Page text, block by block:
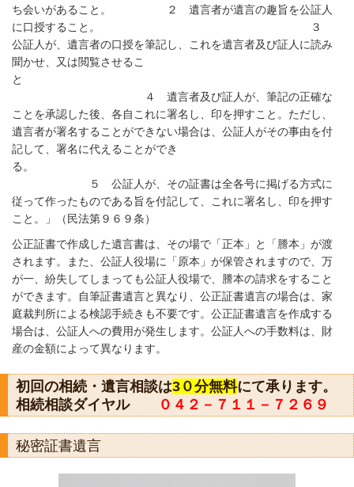
ち会いがあること。 ２ 遺言者が遺言の趣旨を公証人
に口授すること。 ３
公証人が、遺言者の口授を筆記し、これを遺言者及び証人に読み
聞かせ、又は閲覧させるこ
と
４ 遺言者及び証人が、筆記の正確な
ことを承認した後、各自これに署名し、印を押すこと。ただし、
遺言者が署名することができない場合は、公証人がその事由を付
記して、署名に代えることができ
る。
５ 公証人が、その証書は全各号に掲げる方式に
従って作ったものである旨を付記して、これに署名し、印を押す
こと。」（民法第９６９条）
公正証書で作成した遺言書は、その場で「正本」と「謄本」が渡
されます。また、公証人役場に「原本」が保管されますので、万
が一、紛失してしまっても公証人役場で、謄本の請求をすること
ができます。自筆証書遺言と異なり、公正証書遺言の場合は、家
庭裁判所による検認手続きも不要です。公正証書遺言を作成する
場合は、公証人への費用が発生します。公証人への手数料は、財
産の金額によって異なります。
初回の相続・遺言相談は3０分無料にて承ります。
相続相談ダイヤル
０４２－７１１－７２６９
秘密証書遺言